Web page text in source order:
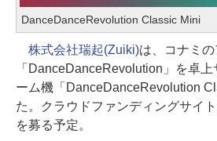
DanceDanceRevolution Classic Mini
株式会社瑞起(Zuiki)は、コナミ
「DanceDanceRevolution」を卓
ーム機「DanceDanceRevolution
た。クラウドファンディングサイ
を募る予定。